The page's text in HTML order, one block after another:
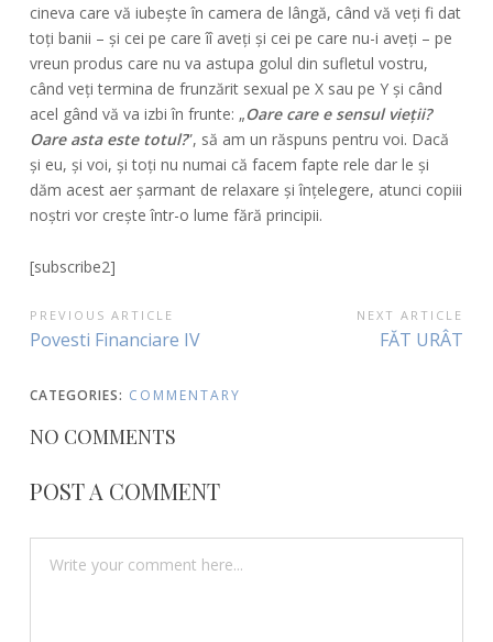
cineva care vă iubește în camera de lângă, când vă veți fi dat
toți banii – și cei pe care îî aveți și cei pe care nu-i aveți – pe
vreun produs care nu va astupa golul din sufletul vostru,
când veți termina de frunzărit sexual pe X sau pe Y și când
acel gând vă va izbi în frunte: „Oare care e sensul vieții?
Oare asta este totul?”, să am un răspuns pentru voi. Dacă
și eu, și voi, și toți nu numai că facem fapte rele dar le și
dăm acest aer șarmant de relaxare și înțelegere, atunci copiii
noștri vor crește într-o lume fără principii.
[subscribe2]
POST
NAVIGATION
PREVIOUS ARTICLE
Previous
Povesti Financiare IV
NEXT ARTICLE
Next
FĂT URÂT
CATEGORIES: COMMENTARY
NO COMMENTS
POST A COMMENT